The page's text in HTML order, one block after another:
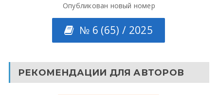
Опубликован новый номер
№ 6 (65) / 2025
РЕКОМЕНДАЦИИ ДЛЯ АВТОРОВ